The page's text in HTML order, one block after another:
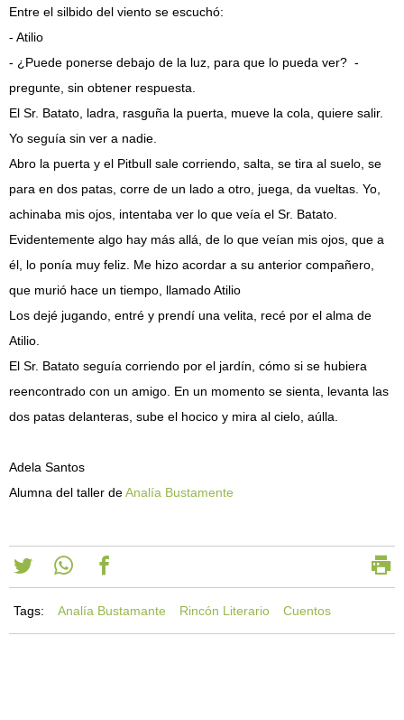
Entre el silbido del viento se escuchó:
- Atilio
- ¿Puede ponerse debajo de la luz, para que lo pueda ver? -
pregunte, sin obtener respuesta.
El Sr. Batato, ladra, rasguña la puerta, mueve la cola, quiere salir.
Yo seguía sin ver a nadie.
Abro la puerta y el Pitbull sale corriendo, salta, se tira al suelo, se
para en dos patas, corre de un lado a otro, juega, da vueltas. Yo,
achinaba mis ojos, intentaba ver lo que veía el Sr. Batato.
Evidentemente algo hay más allá, de lo que veían mis ojos, que a
él, lo ponía muy feliz. Me hizo acordar a su anterior compañero,
que murió hace un tiempo, llamado Atilio
Los dejé jugando, entré y prendí una velita, recé por el alma de
Atilio.
El Sr. Batato seguía corriendo por el jardín, cómo si se hubiera
reencontrado con un amigo. En un momento se sienta, levanta las
dos patas delanteras, sube el hocico y mira al cielo, aúlla.
Adela Santos
Alumna del taller deAnalía Bustamente
Tags: Analía Bustamante Rincón Literario Cuentos